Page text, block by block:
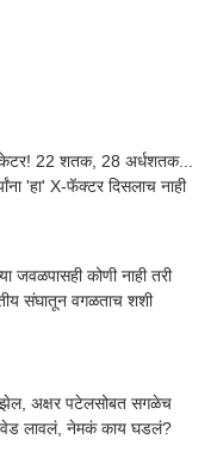
22 शतक, 28 अर्धशतक...
'हा' X-फॅक्टर दिसलाच नाही
जवळपासही कोणी नाही तरी
संघातून वगळताच शशी
झेल, अक्षर पटेलसोबत सगळेच
लावलं, नेमकं काय घडलं?